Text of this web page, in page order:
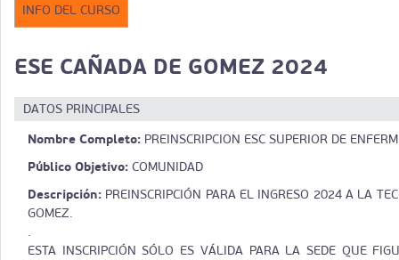
INFO DEL CURSO
ESE CAÑADA DE GOMEZ 2024
DATOS PRINCIPALES
Nombre Completo: PREINSCRIPCION ESC SUPERIOR DE
Público Objetivo: COMUNIDAD
Descripción: PREINSCRIPCIÓN PARA EL INGRESO 2024 A LA
GOMEZ.
.
ESTA INSCRIPCIÓN SÓLO ES VÁLIDA PARA LA SEDE QUE